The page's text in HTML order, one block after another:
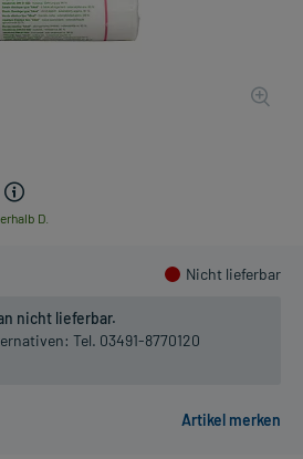
D.
Nicht lieferbar
nicht lieferbar.
Tel. 03491-8770120